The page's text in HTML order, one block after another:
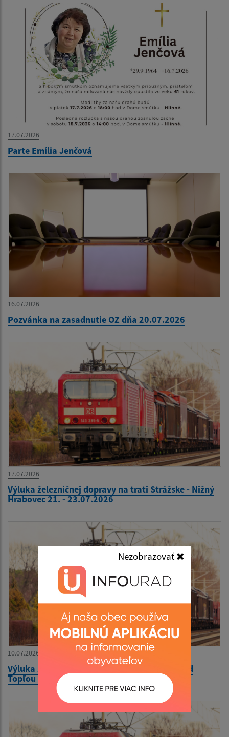
Nezobrazovať
17.07.2026
Parte Emília Jenčová
16.07.2026
Pozvánka na zasadnutie OZ dňa 20.07.2026
17.07.2026
Výluka železničnej dopravy na trati Strážske - Nižný
Hrabovec 21. - 23.07.2026
10.07.2026
Výluka železničnej dopravy na trati Čierne nad
Topľou - Hanušovce nad Topľou 17.07.2026